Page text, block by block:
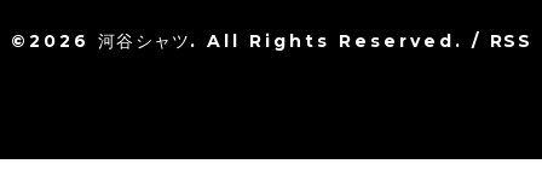
©2026河谷シャツ. All Rights Reserved. / RSS